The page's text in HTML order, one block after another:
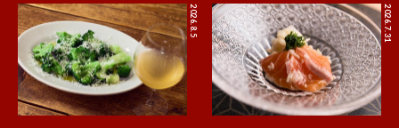
2026.8.5 2026.7.31